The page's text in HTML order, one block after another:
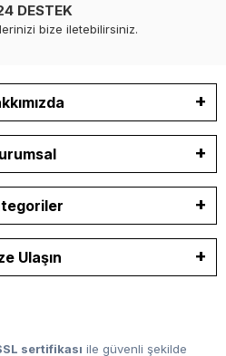
DESTEK
bize iletebilirsiniz.
Ulaşın
sertifikası ile güvenli şekilde